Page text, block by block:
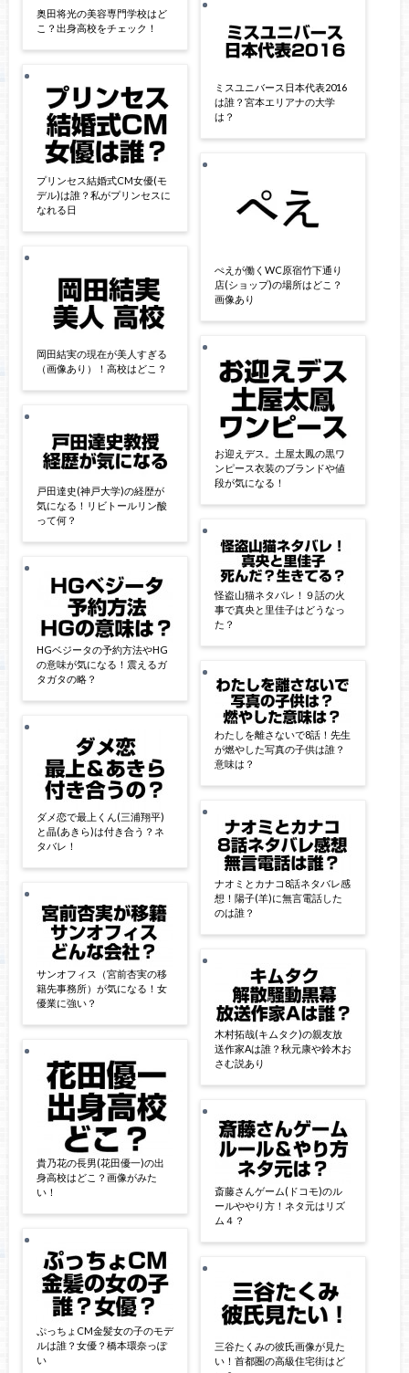
奥田将光の美容専門学校はど
こ？出身高校をチェック！
プリンセス結婚式CM女優(モ
デル)は誰？私がプリンセスに
なれる日
岡田結実の現在が美人すぎる
（画像あり）！高校はどこ？
戸田達史(神戸大学)の経歴が
気になる！リビトールリン酸
って何？
HGベジータの予約方法やHG
の意味が気になる！震えるガ
タガタの略？
ダメ恋で最上くん(三浦翔平)
と晶(あきら)は付き合う？ネ
タバレ！
サンオフィス（宮前杏実の移
籍先事務所）が気になる！女
優業に強い？
貴乃花の長男(花田優一)の出
身高校はどこ？画像がみた
い！
ぷっちょCM金髪女の子のモデ
ルは誰？女優？橋本環奈っぽ
い
ミスユニバース日本代表2016
は誰？宮本エリアナの大学
は？
ぺえが働くWC原宿竹下通り
店(ショップ)の場所はどこ？
画像あり
お迎えデス。土屋太鳳の黒ワ
ンピース衣装のブランドや値
段が気になる！
怪盗山猫ネタバレ！９話の火
事で真央と里佳子はどうなっ
た？
わたしを離さないで8話！先生
が燃やした写真の子供は誰？
意味は？
ナオミとカナコ8話ネタバレ感
想！陽子(羊)に無言電話した
のは誰？
木村拓哉(キムタク)の親友放
送作家Aは誰？秋元康や鈴木お
さむ説あり
斎藤さんゲーム(ドコモ)のル
ールややり方！ネタ元はリズ
ム４？
三谷たくみの彼氏画像が見た
い！首都圏の高級住宅街はど